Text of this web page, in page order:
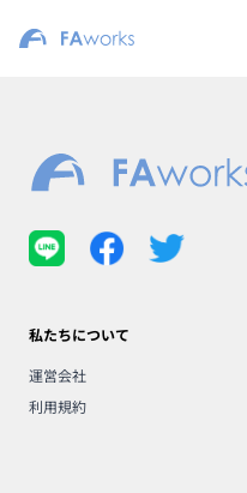
私たちについて
運営会社
利用規約